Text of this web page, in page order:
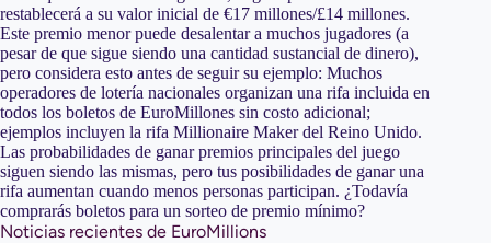
restablecerá a su valor inicial de €17 millones/£14 millones.
Este premio menor puede desalentar a muchos jugadores (a
pesar de que sigue siendo una cantidad sustancial de dinero),
pero considera esto antes de seguir su ejemplo: Muchos
operadores de lotería nacionales organizan una rifa incluida en
todos los boletos de EuroMillones sin costo adicional;
ejemplos incluyen la rifa Millionaire Maker del Reino Unido.
Las probabilidades de ganar premios principales del juego
siguen siendo las mismas, pero tus posibilidades de ganar una
rifa aumentan cuando menos personas participan. ¿Todavía
comprarás boletos para un sorteo de premio mínimo?
Noticias recientes de EuroMillions